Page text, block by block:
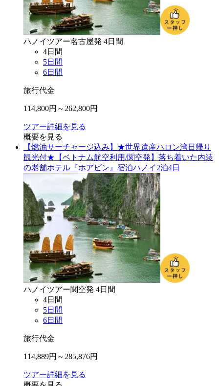
ハノイ ツアー名古屋発 4日間
4日間
5日間
6日間
旅行代金
114,800円～ 262,800円
ツアー詳細を見る
概要を見る
【燃油サーチャージ込み】★世界遺産ハロン湾日帰り
観光付★【ベトナム航空利用/関空発】落ち着いた内装
の老舗ホテル『ホアビン』宿泊ハノイ2泊4日
ハノイ ツアー関空発 4日間
4日間
5日間
6日間
旅行代金
114,889円～ 285,876円
ツアー詳細を見る